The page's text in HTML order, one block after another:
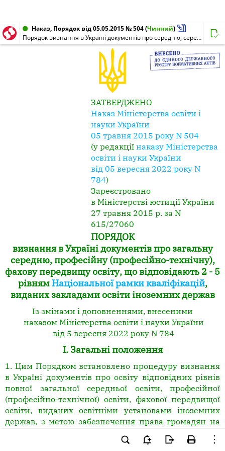
Наказ, Порядок від 05.05.2015 № 504(Чинний)
Порядок визнання в Україні документів про середню, середню професійну, професійну освіту, виданих навчальними закладами інших держав